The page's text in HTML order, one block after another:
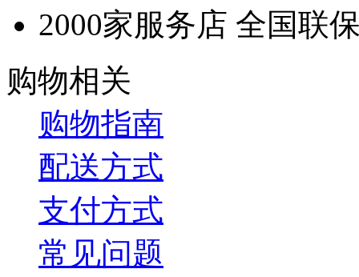
2000家服务店 全国联
购物相关
购物指南
配送方式
支付方式
常见问题